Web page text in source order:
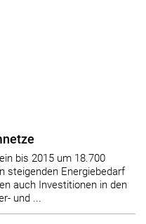
bis 2015 um 18.700
steigenden Energiebedarf
auch Investitionen in den
und ...